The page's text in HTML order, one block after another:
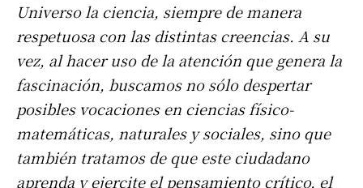
Universo la ciencia, siempre de manera
respetuosa con las distintas creencias. A su
vez, al hacer uso de la atención que genera la
fascinación, buscamos no sólo despertar
posibles vocaciones en ciencias físico-
matemáticas, naturales y sociales, sino que
también tratamos de que este ciudadano
aprenda y ejercite el pensamiento crítico, el